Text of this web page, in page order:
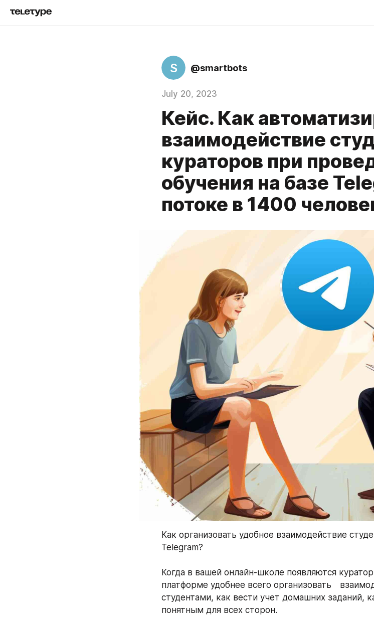
S @smartbots
July 20, 2023
Кейс. Как
взаимодействие
кураторов при
обучения на базе
потоке в 1400
Как организовать удобное взаимодействие
Telegram?
Когда в вашей онлайн-школе появляются
платформе удобнее всего организовать
студентами, как вести учет домашних заданий,
понятным для всех сторон.